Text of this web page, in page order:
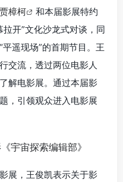
贾樟柯
和本届影展特约
拉开”文化沙龙式对谈，同
遥现场”的首期节目。 王
交流，透过两位电影人
解电影展。通过本届影
，引领观众进入电影展
展，王俊凯表示关于影